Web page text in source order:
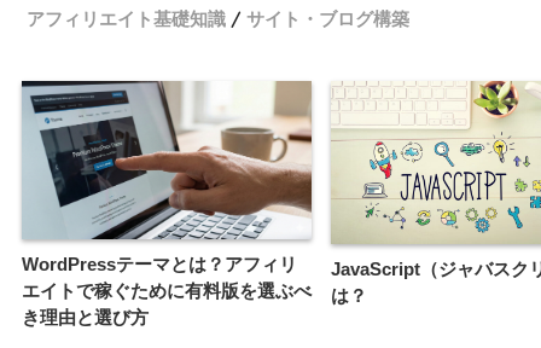
アフィリエイト基礎知識 サイト・ブログ構築
WordPressテーマとは？アフィリ
エイトで稼ぐために有料版を選ぶべ
き理由と選び方
JavaScript（ジャバスク
は？